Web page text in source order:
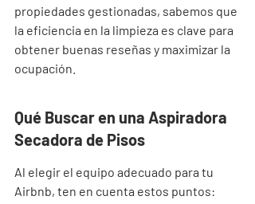
propiedades gestionadas, sabemos que
la eficiencia en la limpieza es clave para
obtener buenas reseñas y maximizar la
ocupación.
Qué Buscar en una Aspiradora
Secadora de Pisos
Al elegir el equipo adecuado para tu
Airbnb, ten en cuenta estos puntos: